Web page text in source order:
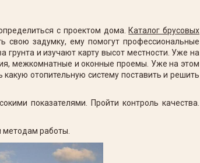
с проектом дома.
Каталог брусовых
свою задумку, ему помогут профессиональные
и изучают карту высот местности. Уже на
межкомнатные и оконные проемы. Уже на этом
отопительную систему поставить и решить
показателями. Пройти контроль качества.
методам работы.